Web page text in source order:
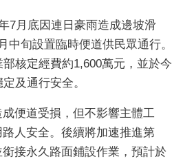
7月底因連日豪雨造成邊坡滑
中旬設置臨時便道供民眾通行。
核定經費約1,600萬元，並於今
及通行安全。
便道受損，但不影響主體工
人安全。後續將加速推進第
接永久路面鋪設作業，預計於